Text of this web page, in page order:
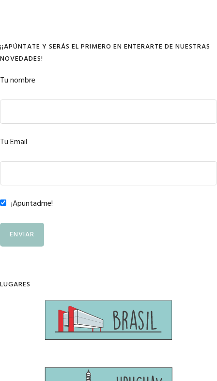
¡¡APÚNTATE Y SERÁS EL PRIMERO EN ENTERARTE DE NUESTRAS
NOVEDADES!
Tu nombre
Tu Email
¡Apuntadme!
LUGARES